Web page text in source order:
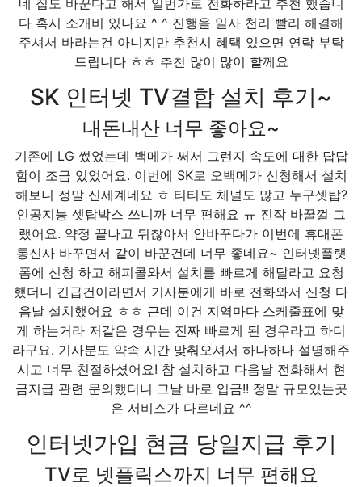
다 혹시 소개비 있나요 ^ ^ 진행을 일사 천리 빨리 해결해
주셔서 바라는건 아니지만 추천시 혜택 있으면 연락 부탁
드립니다 ㅎㅎ 추천 많이 많이 할께요
SK 인터넷 TV결합 설치 후기~
내돈내산 너무 좋아요~
기존에 LG 썼었는데 백메가 써서 그런지 속도에 대한 답답
함이 조금 있었어요. 이번에 SK로 오백메가 신청해서 설치
해보니 정말 신세계네요 ㅎ 티티도 체널도 많고 누구셋탑?
인공지능 셋탑박스 쓰니까 너무 편해요 ㅠ 진작 바꿀껄 그
랬어요. 약정 끝나고 뒤찮아서 안바꾸다가 이번에 휴대폰
통신사 바꾸면서 같이 바꾼건데 너무 좋네요~ 인터넷플랫
폼에 신청 하고 해피콜와서 설치를 빠르게 해달라고 요청
했더니 긴급건이라면서 기사분에게 바로 전화와서 신청 다
음날 설치했어요 ㅎㅎ 근데 이건 지역마다 스케줄표에 맞
게 하는거라 저같은 경우는 진짜 빠르게 된 경우라고 하더
라구요. 기사분도 약속 시간 맞춰오셔서 하나하나 설명해주
시고 너무 친절하셨어요! 참 설치하고 다음날 전화해서 현
금지급 관련 문의했더니 그날 바로 입금!! 정말 규모있는곳
은 서비스가 다르네요 ^^
인터넷가입 현금 당일지급 후기
TV로 넷플릭스까지 너무 편해요